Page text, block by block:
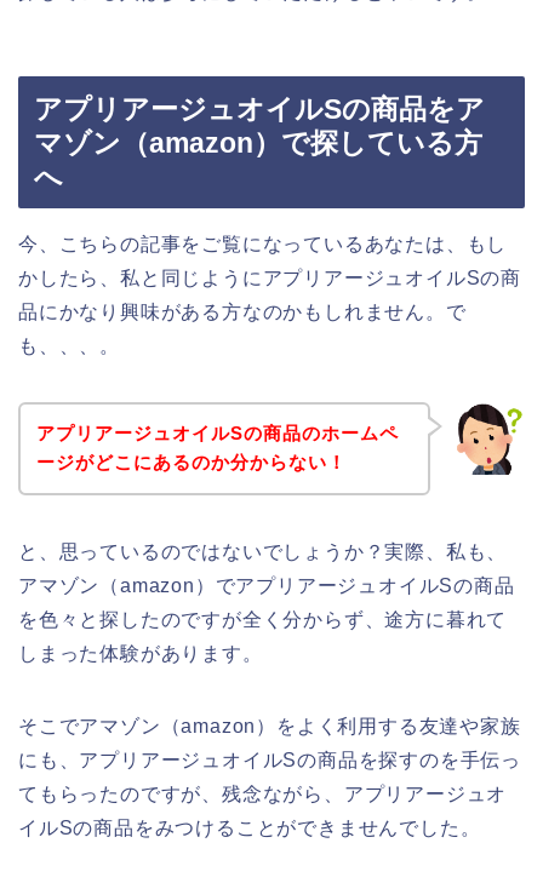
アプリアージュオイルSの商品をア
マゾン（amazon）で探している方
へ
今、こちらの記事をご覧になっているあなたは、もし
かしたら、私と同じようにアプリアージュオイルSの商
品にかなり興味がある方なのかもしれません。で
も、、、。
アプリアージュオイルSの商品のホームペ
ージがどこにあるのか分からない！
と、思っているのではないでしょうか？実際、私も、
アマゾン（amazon）でアプリアージュオイルSの商品
を色々と探したのですが全く分からず、途方に暮れて
しまった体験があります。
そこでアマゾン（amazon）をよく利用する友達や家族
にも、アプリアージュオイルSの商品を探すのを手伝っ
てもらったのですが、残念ながら、アプリアージュオ
イルSの商品をみつけることができませんでした。